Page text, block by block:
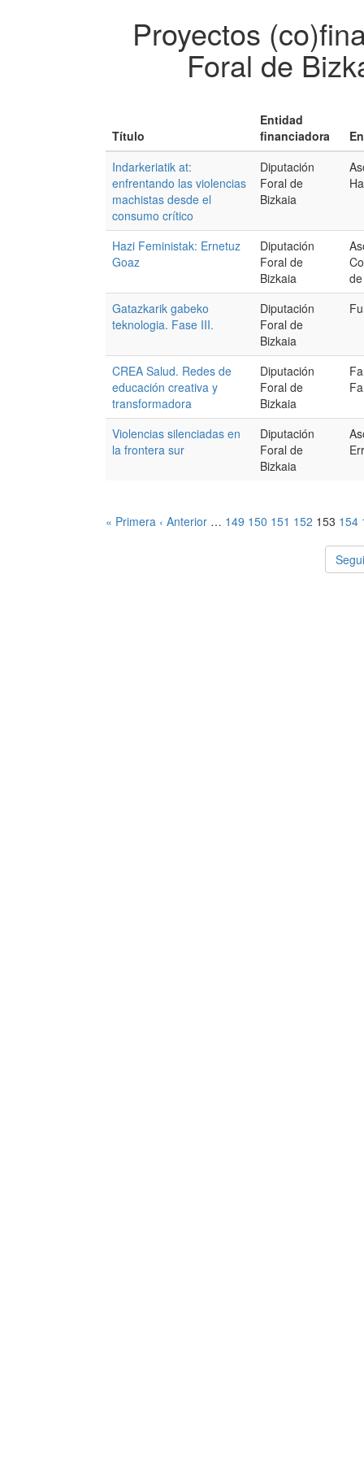
Proyectos
Foral de
Título
Entidad
financiadora
Indarkeriatik at:
enfrentando las violencias
machistas desde el
consumo crítico
Diputación
Foral de
Bizkaia
Hazi Feministak: Ernetuz
Goaz
Diputación
Foral de
Bizkaia
Gatazkarik gabeko
teknologia. Fase III.
Diputación
Foral de
Bizkaia
CREA Salud. Redes de
educación creativa y
transformadora
Diputación
Foral de
Bizkaia
Violencias silenciadas en
la frontera sur
Diputación
Foral de
Bizkaia
« Primera ‹ Anterior … 149 150 151 152 153 154